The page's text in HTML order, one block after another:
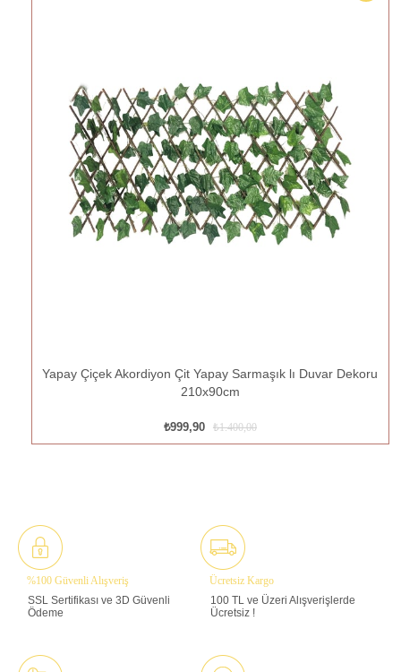
Yapay Çiçek Akordiyon Çit Yapay Sarmaşık lı Duvar Dekoru
210x90cm
₺999,90 ₺1.400,00
%100 Güvenli Alışveriş
SSL Sertifikası ve 3D Güvenli
Ödeme
Ücretsiz Kargo
100 TL ve Üzeri Alışverişlerde
Ücretsiz !